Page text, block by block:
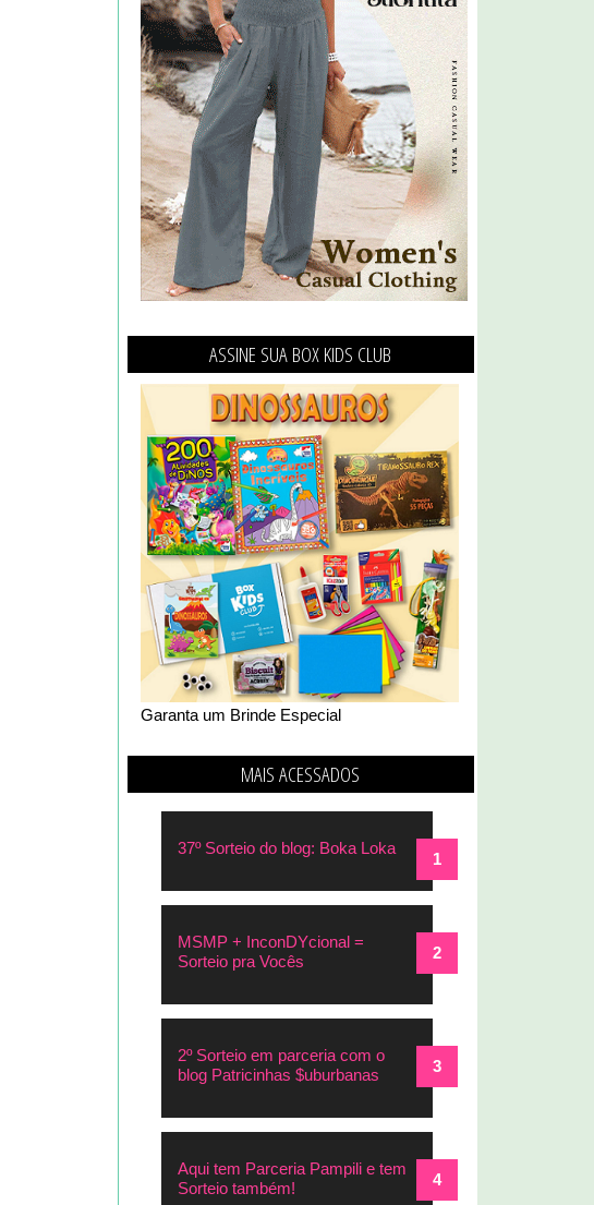
ASSINE SUA BOX KIDS CLUB
Garanta um Brinde Especial
MAIS ACESSADOS
37º Sorteio do blog: Boka Loka
MSMP + InconDYcional =
Sorteio pra Vocês
2º Sorteio em parceria com o
blog Patricinhas $uburbanas
Aqui tem Parceria Pampili e tem
Sorteio também!